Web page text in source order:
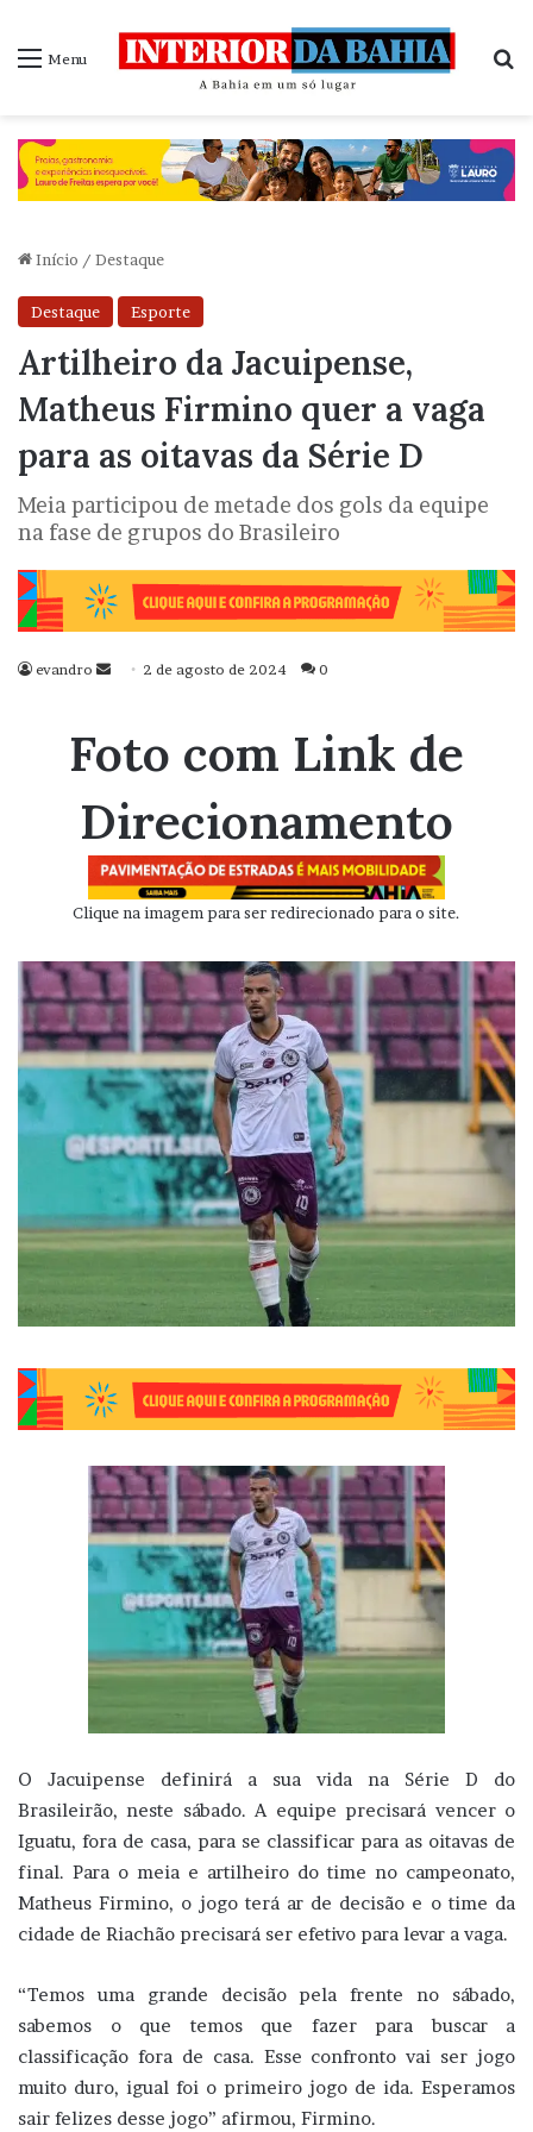
Menu
Início / Destaque
Destaque Esporte
Artilheiro da Jacuipense,
Matheus Firmino quer a vaga
para as oitavas da Série D
Meia participou de metade dos gols da equipe
na fase de grupos do Brasileiro
evandro
Mande
mail
2 de agosto de 2024 0
Foto com Link de
Direcionamento
Clique na imagem para ser redirecionado para o site.
O Jacuipense definirá a sua vida na Série D do
Brasileirão, neste sábado. A equipe precisará vencer o
Iguatu, fora de casa, para se classificar para as oitavas de
final. Para o meia e artilheiro do time no campeonato,
Matheus Firmino, o jogo terá ar de decisão e o time da
cidade de Riachão precisará ser efetivo para levar a vaga.
“Temos uma grande decisão pela frente no sábado,
sabemos o que temos que fazer para buscar a
classificação fora de casa. Esse confronto vai ser jogo
muito duro, igual foi o primeiro jogo de ida. Esperamos
sair felizes desse jogo” afirmou, Firmino.